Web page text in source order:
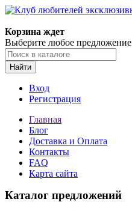
Корзина ждет
Выберите любое предложение
Найти
Вход
Регистрация
Главная
Блог
Доставка и Оплата
Контакты
FAQ
Карта сайта
Каталог предложений